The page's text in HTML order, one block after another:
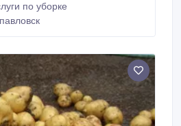
производится
моющими.От Вас вода
и соответствующая
по уборке